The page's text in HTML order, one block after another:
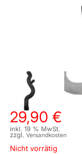
29,90 €
inkl. 19 % MwSt.
zzgl. Versandkosten
Nicht vorrätig